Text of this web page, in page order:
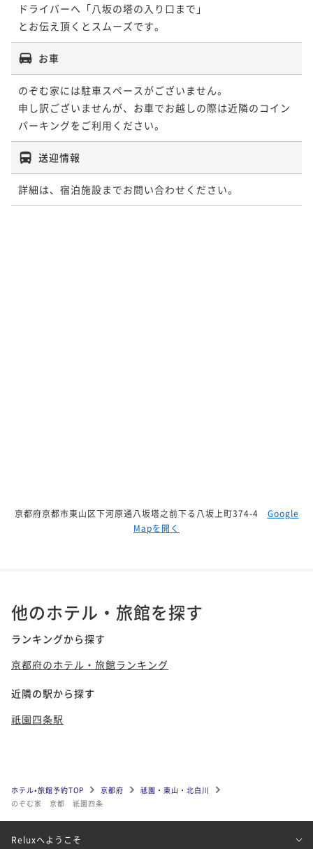
ドライバーへ「八坂の塔の入り口まで」
とお伝え頂くとスムーズです。
お車
のぞむ家には駐車スペースがございません。
申し訳ございませんが、お車でお越しの際は近隣のコイン
パーキングをご利用ください。
送迎情報
詳細は、宿泊施設までお問い合わせください。
京都府京都市東山区下河原通八坂塔之前下る八坂上町374-4
Google
Mapを開く
他のホテル・旅館を探す
ランキングから探す
京都府のホテル・旅館ランキング
近隣の駅から探す
祇園四条駅
ホテル•旅館予約TOP 京都府
祗園・東山・北白川
のぞむ家 京都 祇園四条
Reluxへようこそ